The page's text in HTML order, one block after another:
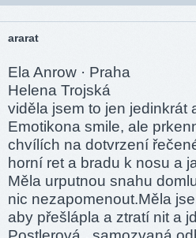
ararat
Ela Anrow · Praha
Helena Trojská
viděla jsem to jen jedinkrát
Emotikona smile, ale
chvílích na dotvrzení
horní ret a bradu k nosu a
Měla urputnou snahu
nic nezapomenout.Měla
aby přešlápla a ztratí nit a